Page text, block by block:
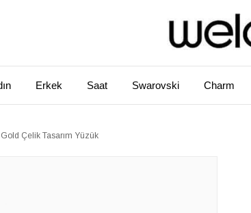
Erkek Saat Swarovski Charm
Çelik Tasarım Yüzük